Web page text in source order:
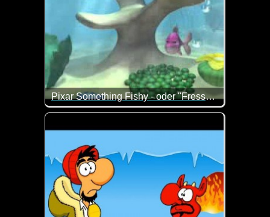
Pixar Something Fishy - oder "Fressen und gefressen werden"
Klasse Kurzfilm aus der Unterwasserwelt.